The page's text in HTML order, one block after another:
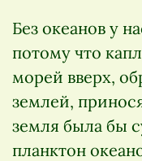
Без океанов у
потому что
морей вверх,
землей,
земля была бы
планктон